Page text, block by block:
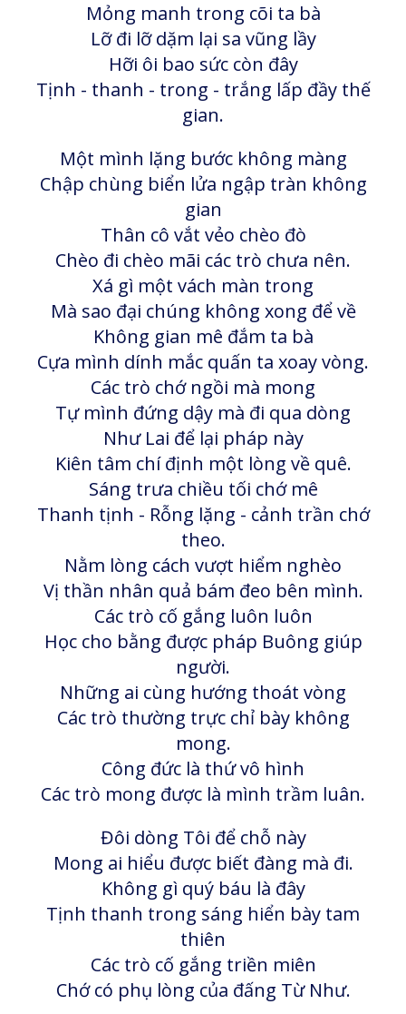
Mỏng manh trong cõi ta bà
Lỡ đi lỡ dặm lại sa vũng lầy
Hỡi ôi bao sức còn đây
Tịnh - thanh - trong - trắng lấp đầy thế
gian.
Một mình lặng bước không màng
Chập chùng biển lửa ngập tràn không
gian
Thân cô vắt vẻo chèo đò
Chèo đi chèo mãi các trò chưa nên.
Xá gì một vách màn trong
Mà sao đại chúng không xong để về
Không gian mê đắm ta bà
Cựa mình dính mắc quấn ta xoay vòng.
Các trò chớ ngồi mà mong
Tự mình đứng dậy mà đi qua dòng
Như Lai để lại pháp này
Kiên tâm chí định một lòng về quê.
Sáng trưa chiều tối chớ mê
Thanh tịnh - Rỗng lặng - cảnh trần chớ
theo.
Nằm lòng cách vượt hiểm nghèo
Vị thần nhân quả bám đeo bên mình.
Các trò cố gắng luôn luôn
Học cho bằng được pháp Buông giúp
người.
Những ai cùng hướng thoát vòng
Các trò thường trực chỉ bày không
mong.
Công đức là thứ vô hình
Các trò mong được là mình trầm luân.
Đôi dòng Tôi để chỗ này
Mong ai hiểu được biết đàng mà đi.
Không gì quý báu là đây
Tịnh thanh trong sáng hiển bày tam
thiên
Các trò cố gắng triền miên
Chớ có phụ lòng của đấng Từ Như.